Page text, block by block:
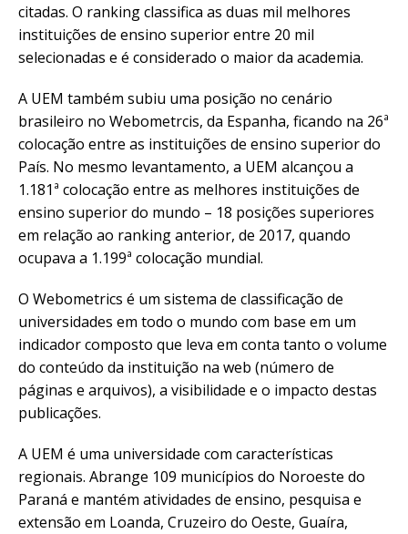
citadas. O ranking classifica as duas mil melhores
instituições de ensino superior entre 20 mil
selecionadas e é considerado o maior da academia.
A UEM também subiu uma posição no cenário
brasileiro no Webometrcis, da Espanha, ficando na 26ª
colocação entre as instituições de ensino superior do
País. No mesmo levantamento, a UEM alcançou a
1.181ª colocação entre as melhores instituições de
ensino superior do mundo – 18 posições superiores
em relação ao ranking anterior, de 2017, quando
ocupava a 1.199ª colocação mundial.
O Webometrics é um sistema de classificação de
universidades em todo o mundo com base em um
indicador composto que leva em conta tanto o volume
do conteúdo da instituição na web (número de
páginas e arquivos), a visibilidade e o impacto destas
publicações.
A UEM é uma universidade com características
regionais. Abrange 109 municípios do Noroeste do
Paraná e mantém atividades de ensino, pesquisa e
extensão em Loanda, Cruzeiro do Oeste, Guaíra,